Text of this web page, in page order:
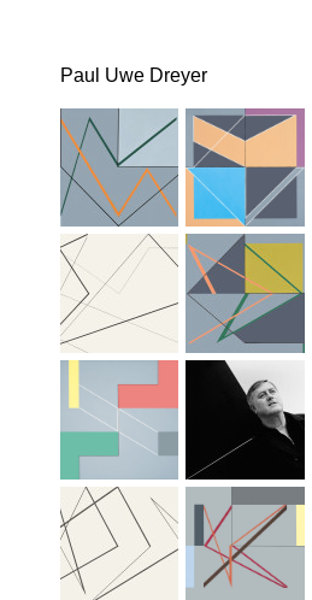
Paul Uwe Dreyer